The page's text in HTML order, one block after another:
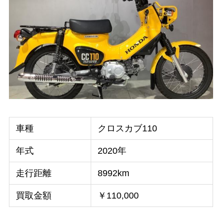
車種 クロスカブ110
年式 2020年
走行距離 8992km
買取金額 ￥110,000